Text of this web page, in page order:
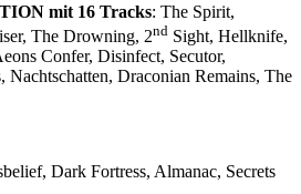
mit 16 Tracks: The Spirit,
The Drowning, 2nd Sight, Hellknife,
Confer, Disinfect, Secutor,
Nachtschatten, Draconian Remains, The
Dark Fortress, Almanac, Secrets